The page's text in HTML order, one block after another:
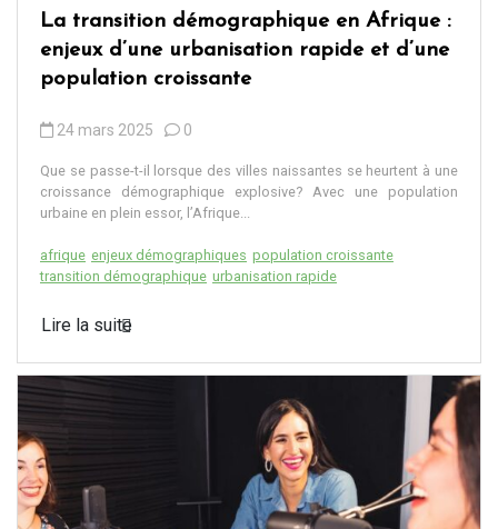
La transition démographique en Afrique :
enjeux d’une urbanisation rapide et d’une
population croissante
24 mars 2025 0
Que se passe-t-il lorsque des villes naissantes se heurtent à une
croissance démographique explosive? Avec une population
urbaine en plein essor, l’Afrique...
afrique enjeux démographiques population croissante
transition démographique urbanisation rapide
Lire la suite